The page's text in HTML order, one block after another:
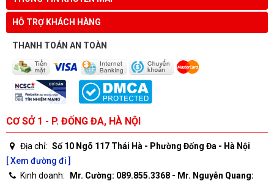
HỖ TRỢ KHÁCH HÀNG
THANH TOÁN AN TOÀN
CƠ SỞ 1 - P. ĐỐNG ĐA, HÀ NỘI
Địa chỉ: Số 10 Ngõ 117 Thái Hà - Phường Đống Đa - Hà Nội
[ Xem đường đi ]
Kinh doanh:
Mr. Cường: 089.855.3368 - Mr. Nguyễn Quang: